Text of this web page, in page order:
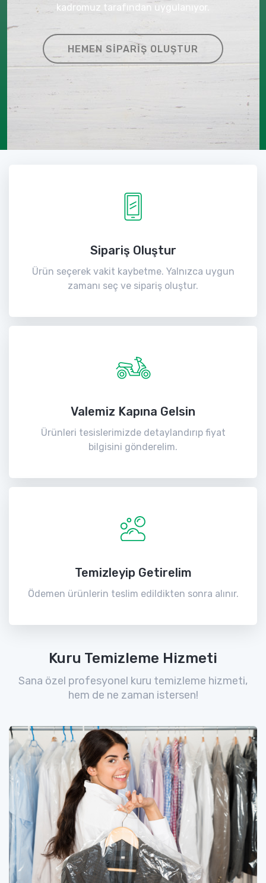
kadromuz tarafından uygulanıyor.
HEMEN SIPARIŞ OLUŞTUR
Sipariş Oluştur
Ürün seçerek vakit kaybetme. Yalnızca uygun
zamanı seç ve sipariş oluştur.
Valemiz Kapına Gelsin
Ürünleri tesislerimizde detaylandırıp fiyat
bilgisini gönderelim.
Temizleyip Getirelim
Ödemen ürünlerin teslim edildikten sonra alınır.
Kuru Temizleme Hizmeti
Sana özel profesyonel kuru temizleme hizmeti,
hem de ne zaman istersen!